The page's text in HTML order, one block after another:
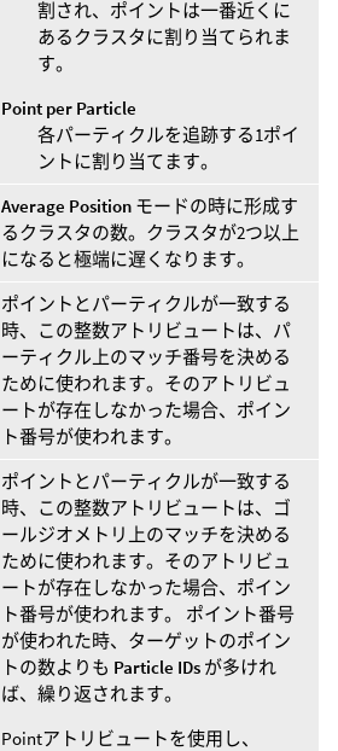
割され、ポイントは一番近くに
あるクラスタに割り当てられま
す。
Point per Particle
各パーティクルを追跡する1ポイ
ントに割り当てます。
Average Position モードの時に形成す
るクラスタの数。クラスタが2つ以上
になると極端に遅くなります。
ポイントとパーティクルが一致する
時、この整数アトリビュートは、パ
ーティクル上のマッチ番号を決める
ために使われます。そのアトリビュ
ートが存在しなかった場合、ポイン
ト番号が使われます。
ポイントとパーティクルが一致する
時、この整数アトリビュートは、ゴ
ールジオメトリ上のマッチを決める
ために使われます。そのアトリビュ
ートが存在しなかった場合、ポイン
ト番号が使われます。 ポイント番号
が使われた時、ターゲットのポイン
トの数よりも Particle IDs が多けれ
ば、繰り返されます。
Pointアトリビュートを使用し、